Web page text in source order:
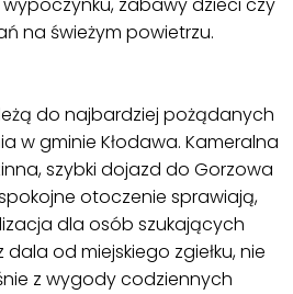
zabawy dzieci czy
na świeżym powietrzu.
do najbardziej pożądanych
w gminie Kłodawa. Kameralna
szybki dojazd do Gorzowa
otoczenie sprawiają,
dla osób szukających
od miejskiego zgiełku, nie
z wygody codziennych